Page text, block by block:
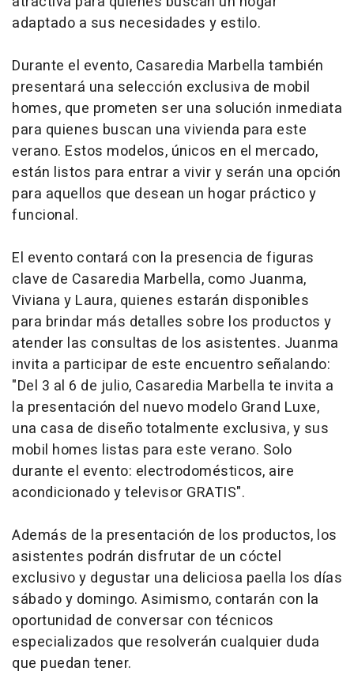
adaptado a sus necesidades y estilo.
Durante el evento, Casaredia Marbella también
presentará una selección exclusiva de mobil
homes, que prometen ser una solución inmediata
para quienes buscan una vivienda para este
verano. Estos modelos, únicos en el mercado,
están listos para entrar a vivir y serán una opción
para aquellos que desean un hogar práctico y
funcional.
El evento contará con la presencia de figuras
clave de Casaredia Marbella, como Juanma,
Viviana y Laura, quienes estarán disponibles
para brindar más detalles sobre los productos y
atender las consultas de los asistentes. Juanma
invita a participar de este encuentro señalando:
"Del 3 al 6 de julio, Casaredia Marbella te invita a
la presentación del nuevo modelo Grand Luxe,
una casa de diseño totalmente exclusiva, y sus
mobil homes listas para este verano. Solo
durante el evento: electrodomésticos, aire
acondicionado y televisor GRATIS".
Además de la presentación de los productos, los
asistentes podrán disfrutar de un cóctel
exclusivo y degustar una deliciosa paella los días
sábado y domingo. Asimismo, contarán con la
oportunidad de conversar con técnicos
especializados que resolverán cualquier duda
que puedan tener.